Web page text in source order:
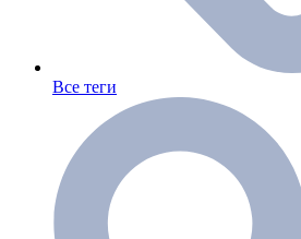
Все теги